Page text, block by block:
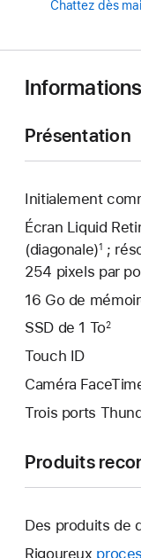
Chattez dès
Présentation
Initialement
Écran Liquid
(diagonale)1 ;
254 pixels par
16 Go de
SSD de 1 To2
Touch ID
Caméra
Trois ports
Produits
Des produits de
Rigoureux